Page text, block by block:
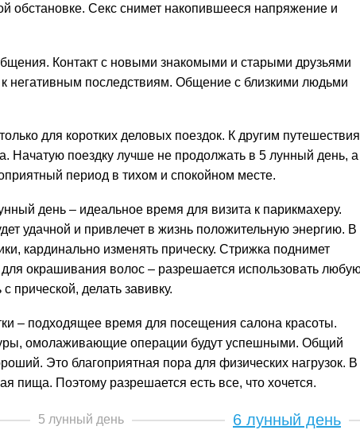
обстановке. Секс снимет накопившееся напряжение и
Контакт с новыми знакомыми и старыми друзьями
негативным последствиям. Общение с близкими людьми
для коротких деловых поездок. К другим
Начатую поездку лучше не продолжать в 5 лунный день, а
период в тихом и спокойном месте.
день – идеальное время для визита к парикмахеру.
удачной и привлечет в жизнь положительную энергию. В
кардинально изменять прическу. Стрижка поднимет
окрашивания волос – разрешается использовать
прической, делать завивку.
– подходящее время для посещения салона красоты.
омолаживающие операции будут успешными. Общий
Это благоприятная пора для физических нагрузок. В
пища. Поэтому разрешается есть все, что хочется.
5 лунный день 6 лунный день